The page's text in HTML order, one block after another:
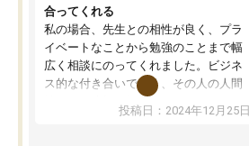
合ってくれる
私の場合、先生との相性が良く、プラ
イベートなことから勉強のことまで幅
広く相談にのってくれました。ビジネ
ス的な付き合いでなく、その人の人間
性までを適切に把握し、むきあってい
るなぁと強く感じることできました。
投稿日：2024年12月25日